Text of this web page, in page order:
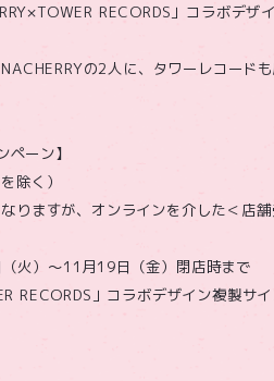
RECORDS」コラボデザ
の2人に、タワーレコード
ーン】
除く）
りますが、オンラインを介した＜店
火）～11月19日（金）閉店時まで
RECORDS」コラボデザイン複製サ